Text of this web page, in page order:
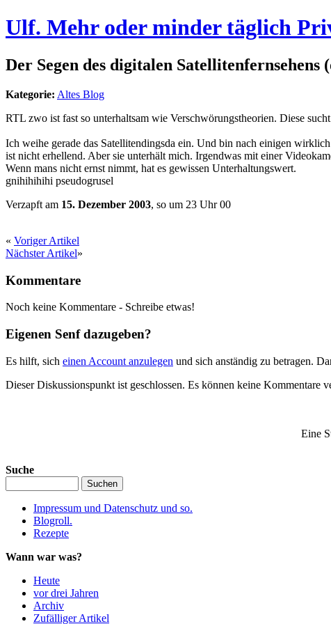
Ulf. Mehr oder minder täglich
Der Segen des digitalen Satellitenfernsehens
Kategorie: Altes Blog
RTL zwo ist fast so unterhaltsam wie Verschwörungstheorien. Diese
Ich weihe gerade das Satellitendingsda ein. Und bin nach einigen
ist nicht erhellend. Aber sie unterhält mich. Irgendwas mit einer
Wenn mans nicht ernst nimmt, hat es gewissen Unterhaltungswert.
gnihihihihi pseudogrusel
Verzapft am 15. Dezember 2003, so um 23 Uhr 00
« Voriger Artikel
Nächster Artikel»
Kommentare
Noch keine Kommentare - Schreibe etwas!
Eigenen Senf dazugeben?
Es hilft, sich einen Account anzulegen und sich anständig zu betragen.
Dieser Diskussionspunkt ist geschlossen. Es können keine Kommentare
Eine
Suche
Impressum und Datenschutz und so.
Blogroll.
Rezepte
Wann war was?
Heute
vor drei Jahren
Archiv
Zufälliger Artikel